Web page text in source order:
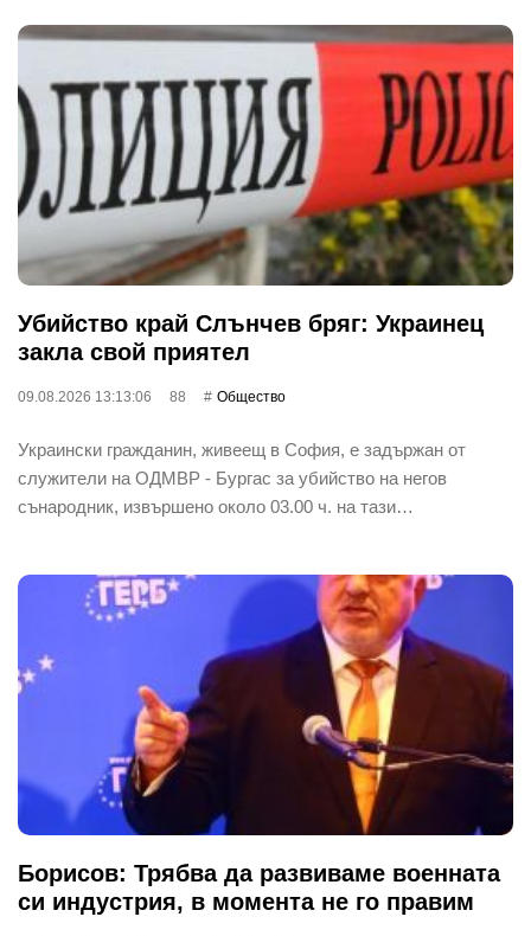
Убийство край Слънчев бряг: Украинец
закла свой приятел
09.08.2026 13:13:06 88 Общество
Украински гражданин, живеещ в София, е задържан от
служители на ОДМВР - Бургас за убийство на негов
сънародник, извършено около 03.00 ч. на тази…
Борисов: Трябва да развиваме военната
си индустрия, в момента не го правим